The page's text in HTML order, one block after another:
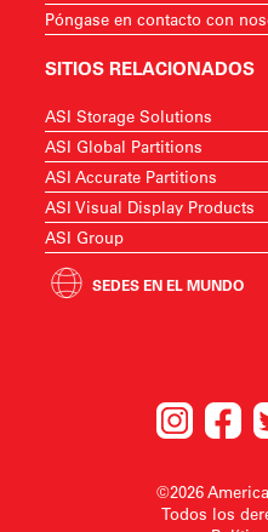
Póngase en contacto con
SITIOS RELACIONADOS
ASI Storage Solutions
ASI Global Partitions
ASI Accurate Partitions
ASI Visual Display Products
ASI Group
SEDES EN EL MUNDO
©2026
Todos los